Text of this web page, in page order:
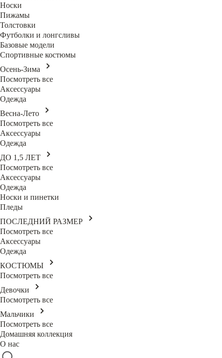
Носки
Пижамы
Толстовки
Футболки и лонгсливы
Базовые модели
Спортивные костюмы
Осень-Зима
Посмотреть все
Аксессуары
Одежда
Весна-Лето
Посмотреть все
Аксессуары
Одежда
ДО 1,5 ЛЕТ
Посмотреть все
Аксессуары
Одежда
Носки и пинетки
Пледы
ПОСЛЕДНИЙ РАЗМЕР
Посмотреть все
Аксессуары
Одежда
КОСТЮМЫ
Посмотреть все
Девочки
Посмотреть все
Мальчики
Посмотреть все
Домашняя коллекция
О нас